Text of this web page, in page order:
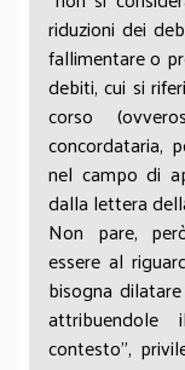
tempo definito
delle
Falsitta, La
concorsuali,
concorsuali,
La tassazione
nelle imposte
Cedam, 1986,
Tema,
bensì
luce di un
caratterizzato
riduzioni dei
fallimentare o
debiti, cui si
corso
concordataria,
nel campo di
dalla lettera
Non pare,
essere al
bisogna
attribuendole
contesto”,